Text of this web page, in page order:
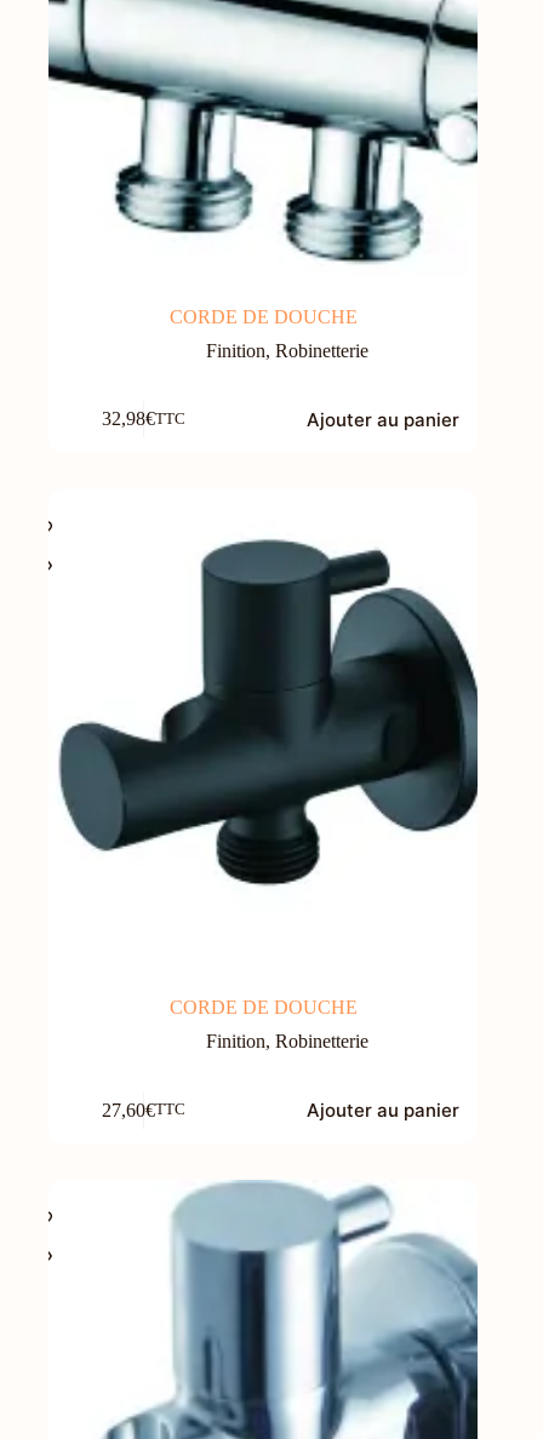
CORDE DE DOUCHE
Finition,Robinetterie
32,98€TTC Ajouter au panier
CORDE DE DOUCHE
Finition,Robinetterie
27,60€TTC Ajouter au panier